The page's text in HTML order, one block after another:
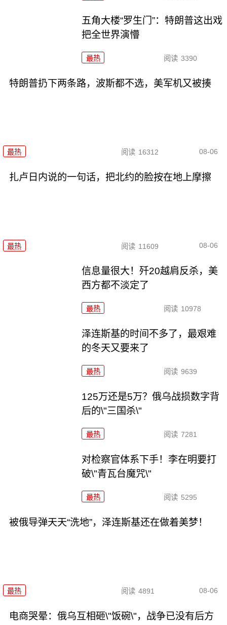
五角大楼“罗生门”：特朗普这出戏
把全世界演懵
最热 阅读 3390
特朗普扔下两条路，波斯都不选，美军机又被揍
最热 阅读 16312 08-06
扎卢日内说的一句话，把北约的脸按在地上摩擦
最热 阅读 11609 08-06
信息量很大！歼20越肩反杀，美
西方都不淡定了
最热 阅读 10978
泽连斯基的时间不多了，最艰难
的冬天又要来了
最热 阅读 9639
125万还是5万？俄乌战损数字背
后的\"三国杀\"
最热 阅读 7281
对检察官体系下手！李在明要打
破\"青瓦台魔咒\"
最热 阅读 5295
被俄导弹天天“洗地”，泽连斯基还在做着美梦！
最热 阅读 4891 08-06
电商哭晕：俄乌互相砸\"饭碗\"，战争已没有后方